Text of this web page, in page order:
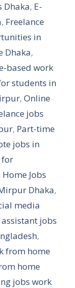
Dhaka, E-
, Freelance
in
Dhaka,
based work
students in
, Online
jobs
, Part-time
jobs in
for
Jobs
Dhaka,
media
jobs
,
from home
home
jobs work